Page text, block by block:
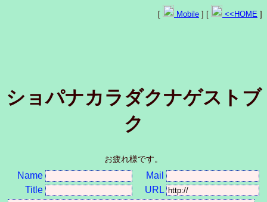
[ Mobile ] [ <<HOME ]
ショパナカラダクナゲストブ
ク
お疲れ様です。
Name
Mail
Title
URL